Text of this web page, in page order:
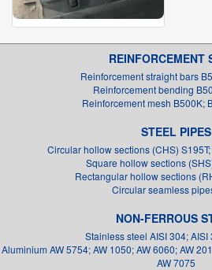
REINFORCEMENT
Reinforcement straight bars
Reinforcement bending
Reinforcement mesh B500K;
STEEL PIPES
Circular hollow sections (CHS)
Square hollow sections
Rectangular hollow sections
Circular seamless
NON-FERROUS
Stainless steel AISI 304; AISI
Aluminium AW 5754; AW 1050; AW 6060; AW
AW 7075